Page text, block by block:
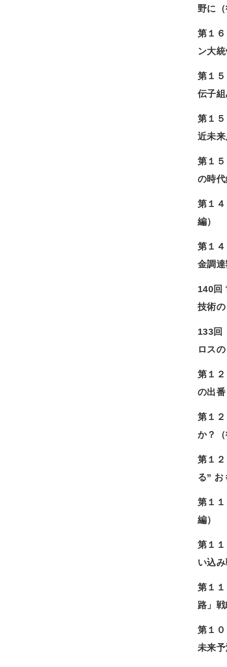
野に
第１
ン大
第１
伝子
第１
近未
第１
の時
第１
編）
第１
金調
140回
技術
133回
ロス
第１
の出
第１
か？
第１
る” お
第１
編）
第１
い込
第１
路」
第１
未来